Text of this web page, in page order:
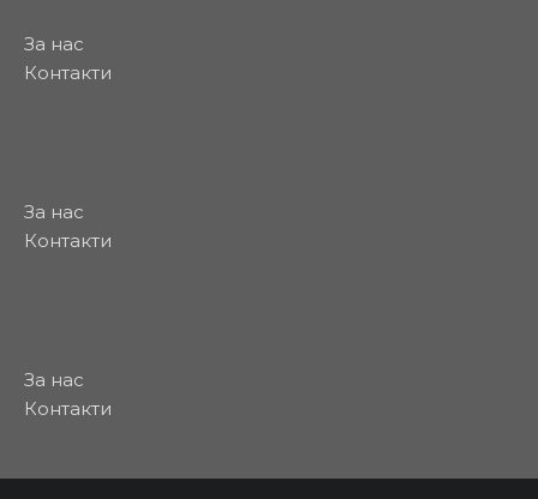
За нас
Контакти
За нас
Контакти
За нас
Контакти